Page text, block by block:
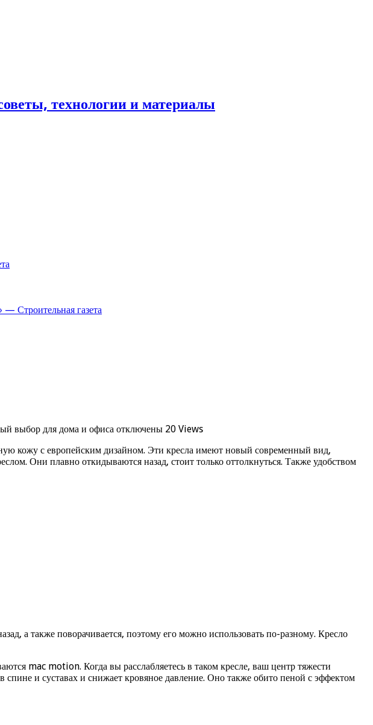
технологии и материалы
Строительная газета
выбор для дома и офиса отключены 20 Views
кожу с европейским дизайном. Эти кресла имеют новый современный вид,
Они плавно откидываются назад, стоит только оттолкнуться. Также удобством
а также поворачивается, поэтому его можно использовать по-разному. Кресло
mac motion. Когда вы расслабляетесь в таком кресле, ваш центр тяжести
спине и суставах и снижает кровяное давление. Оно также обито пеной с эффектом